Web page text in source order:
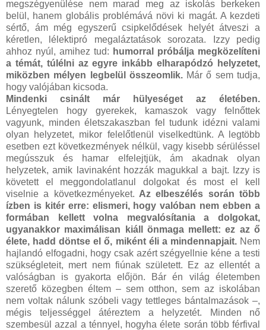
megszégyenülése nem marad meg az iskolás berkeken
belül, hanem globális problémává növi ki magát. A kezdeti
sértő, ám még egyszerű csipkelődések helyét átveszi a
kéretlen, lélektipró megaláztatások sorozata. Izzy pedig
ahhoz nyúl, amihez tud: humorral próbálja megközelíteni
a témát, túlélni az egyre inkább elharapódzó helyzetet,
miközben mélyen legbelül összeomlik. Már ő sem tudja,
hogy valójában kicsoda.
Mindenki csinált már hülyeséget az életében.
Lényegtelen hogy gyerekek, kamaszok vagy felnőttek
vagyunk, minden életszakaszban fel tudunk idézni valami
olyan helyzetet, mikor felelőtlenül viselkedtünk. A legtöbb
esetben ezt következmények nélkül, vagy kisebb sérüléssel
megússzuk és hamar elfelejtjük, ám akadnak olyan
helyzetek, amik lavinaként hozzák magukkal a bajt. Izzy is
követett el meggondolatlanul dolgokat és most el kell
viselnie a következményeket. Az elbeszélés során több
ízben is kitér erre: elismeri, hogy valóban nem ebben a
formában kellett volna megvalósítania a dolgokat,
ugyanakkor maximálisan kiáll önmaga mellett: ez az ő
élete, hadd döntse el ő, miként éli a mindennapjait. Nem
hajlandó elfogadni, hogy csak azért szégyellnie kéne a testi
szükségleteit, mert nem fiúnak született. Ez az ellentét a
valóságban is gyakorta előjön. Bár én világ életemben
szerető közegben éltem – sem otthon, sem az iskolában
nem voltak nálunk szóbeli vagy tettleges bántalmazások –,
mégis teljességgel átéreztem a helyzetét. Minden nő
szembesül azzal a ténnyel, hogyha élete során több férfival